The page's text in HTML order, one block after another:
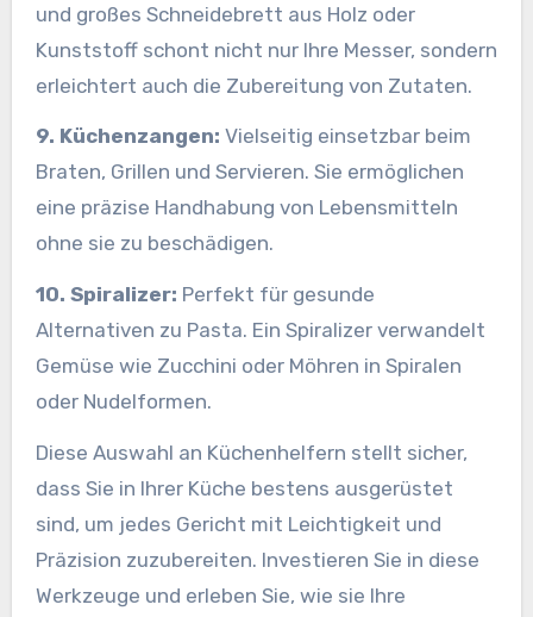
und großes Schneidebrett aus Holz oder
Kunststoff schont nicht nur Ihre Messer, sondern
erleichtert auch die Zubereitung von Zutaten.
9. Küchenzangen: Vielseitig einsetzbar beim
Braten, Grillen und Servieren. Sie ermöglichen
eine präzise Handhabung von Lebensmitteln
ohne sie zu beschädigen.
10. Spiralizer: Perfekt für gesunde
Alternativen zu Pasta. Ein Spiralizer verwandelt
Gemüse wie Zucchini oder Möhren in Spiralen
oder Nudelformen.
Diese Auswahl an Küchenhelfern stellt sicher,
dass Sie in Ihrer Küche bestens ausgerüstet
sind, um jedes Gericht mit Leichtigkeit und
Präzision zuzubereiten. Investieren Sie in diese
Werkzeuge und erleben Sie, wie sie Ihre